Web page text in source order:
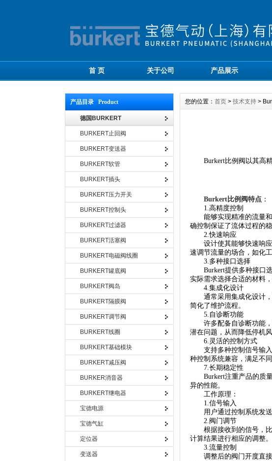
首 页 关于公司 产品展示
产品目录 Product
德国BURKERT
BURKERT止回阀
BURKERT变送器
BURKERT软管
BURKERT插头
BURKERT压力开关
BURKERT控制头
BURKERT过滤器
BURKERT活塞阀
BURKERT电磁阀线圈
BURKERT罐底阀
BURKERT阀岛
BURKERT隔膜阀
BURKERT调节阀
BURKERT线圈
BURKERT基础模块
BURKERT减压阀
BURKER消音器
BURKERT继电器
宝德电源
宝德气缸
定位器
变送器
您的位置： 首页 > 技术支持 >
Burkert比例阀以其高精
Burkert比例阀特点 ：
1.高精度控制
能够实现精准的流量和
确控制保证了流体过程的
2.快速响应
设计使其能够快速响应
速调节流量的场合，如化
3.多种接口选择
Burkert提供多种接口选
实际需求选择合适的材料
4.集成化设计
通常采用集成化设计，
简化了维护流程。
5.自诊断功能
许多配备自诊断功能，
潜在问题，从而降低停机风
6.灵活的控制方式
支持多种控制信号输入
种控制系统兼容，满足不
7.长期稳定性
Burkert注重产品的质量
异的性能。
工作原理：
1.信号输入
用户通过控制系统发送
2.阀门调节
根据接收到的信号，比
计算结果进行相应的调整。
3.流量控制
调整后的阀门开度直接